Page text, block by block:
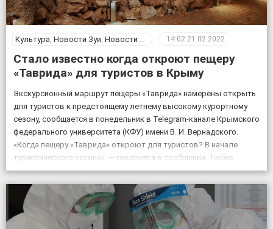
Культура Новости Зуи Новости Крыма 14:02 21.02.2022
Стало известно когда откроют пещеру
«Таврида» для туристов в Крыму
Экскурсионный маршрут пещеры «Таврида» намерены открыть
для туристов к предстоящему летнему высокому курортному
сезону, сообщается в понедельник в Telegram-канале Крымского
федерального университета (КФУ) имени В. И. Вернадского.
«Когда пещеру «Таврида» откроют для туристов? В начале
туристического сезона», — говорится в сообщении. Также
отмечается, что посещение «Тавриды» будет полностью
безопасным. За возможным движением грунтов и камней […]